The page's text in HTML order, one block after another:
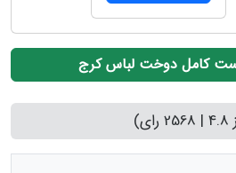
کامل دوخت لباس کرج